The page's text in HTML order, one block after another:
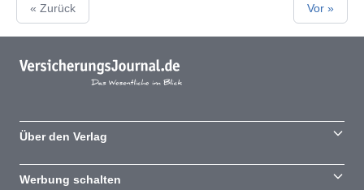
« Zurück Vor »
Über den Verlag
Werbung schalten